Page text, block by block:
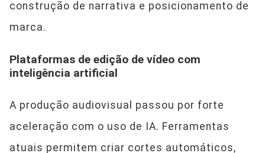
construção de narrativa e posicionamento de
marca.
Plataformas de edição de vídeo com
inteligência artificial
A produção audiovisual passou por forte
aceleração com o uso de IA. Ferramentas
atuais permitem criar cortes automáticos,